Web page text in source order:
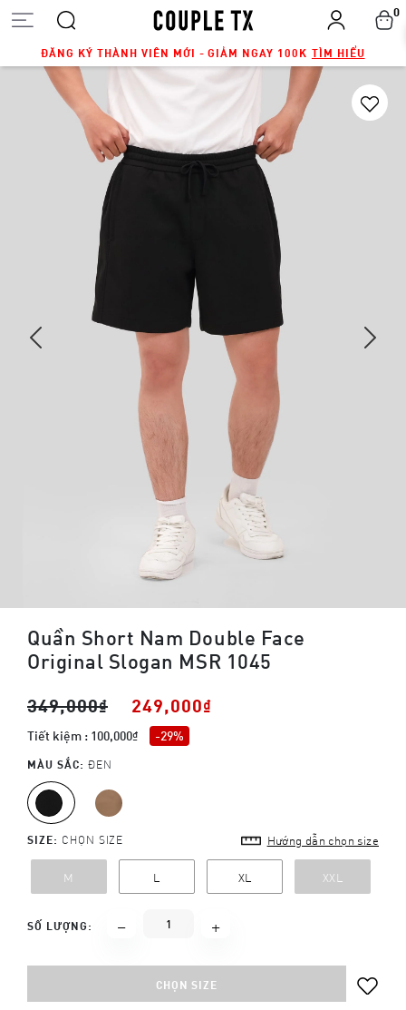
ĐĂNG KÝ THÀNH VIÊN MỚI - GIẢM NGAY 100K TÌM HIỂU
0
Previous
Next
Quần Short Nam Double Face
Original Slogan MSR 1045
349,000₫ 249,000₫
Tiết kiệm : 100,000₫ -29%
MÀU SẮC: ĐEN
SIZE: CHỌN SIZE Hướng dẫn chọn size
M L XL XXL
SỐ LƯỢNG:
CHỌN SIZE